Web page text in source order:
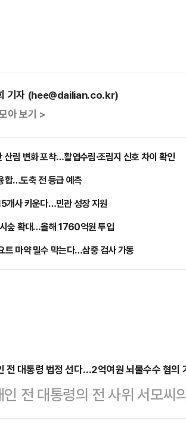
기자 (hee@dailian.co.kr)
아 보기 >
산림 변화 포착…활엽수림·조림지 신호 차이 확인
합…도축 전 등급 예측
개사 키운다…민관 성장 지원
숲 확대…올해 1760억원 투입
트 마약 밀수 막는다…삼중 검사 가동
전 대통령 법정 선다…2억여원 뇌물수수 혐의
인 전 대통령의 전 사위 서모씨
이 문 전 대통령을 뇌물수수